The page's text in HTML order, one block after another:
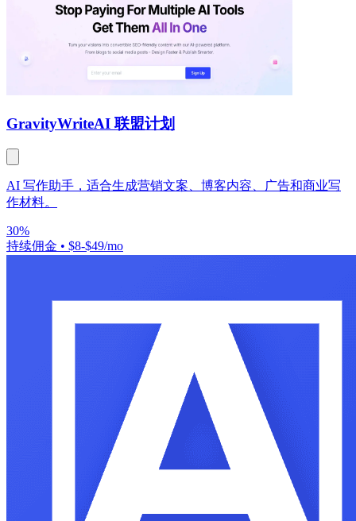
GravityWriteAI 联盟计划
AI 写作助手，适合生成营销文案、博客内容、广告和商业写
作材料。
30%
持续佣金 • $8-$49/mo